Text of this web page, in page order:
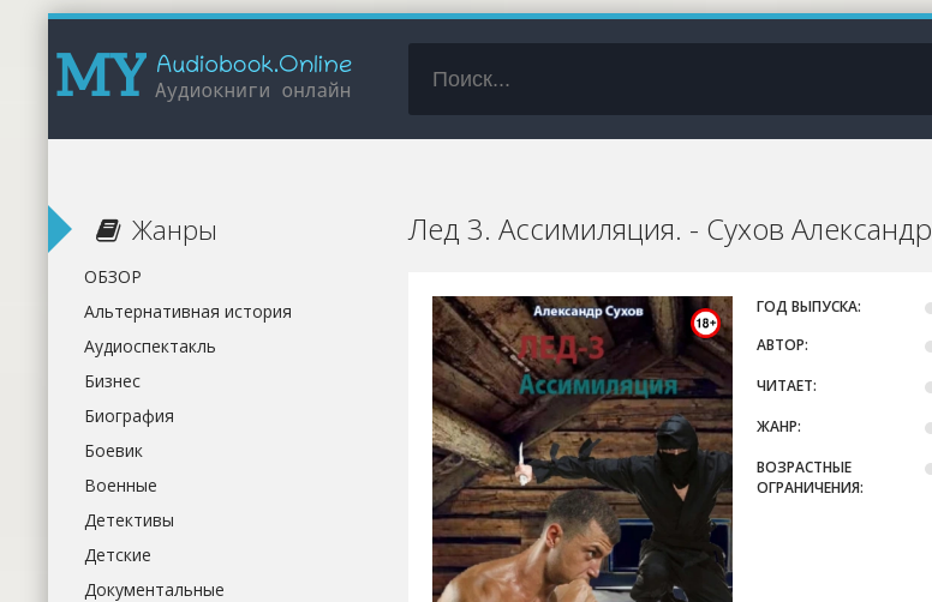
Лед 3. Ассимиляция. - Сухов Александр
ГОД ВЫПУСКА:
АВТОР:
ЧИТАЕТ:
ЖАНР:
ВОЗРАСТНЫЕ
ОГРАНИЧЕНИЯ:
Жанры
ОБЗОР
Альтернативная история
Аудиоспектакль
Бизнес
Биография
Боевик
Военные
Детективы
Детские
Документальные